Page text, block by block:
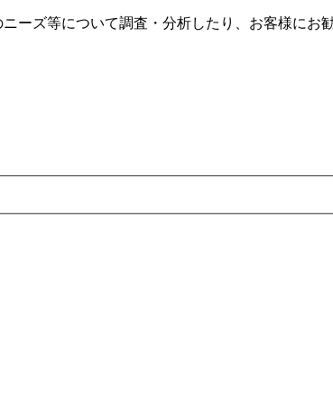
ーズ等について調査・分析したり、お客様にお